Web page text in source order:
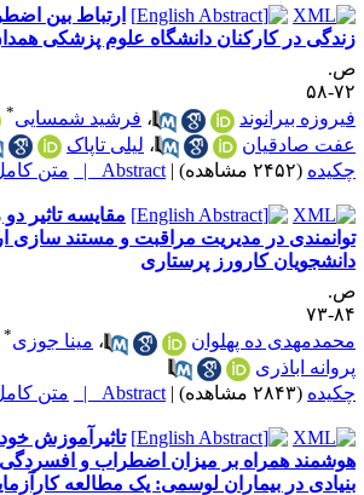
ارتباط بین
در کارکنان دانشگاه علوم پزشکی همدان
۵۸
بیرانوند
،فرشید شمسایی
صادقیان
،لیلی تاپاک
(۲۴۵۲ مشاهده) |
Abstract | متن کامل (PDF)
مقایسه تاثیر
در مدیریت مراقبت و مستند سازی
کارورز پرستاری
۷۳
ده پهلوان
،مینا جوزی
اباذری
(۲۸۴۳ مشاهده) |
Abstract | متن کامل (PDF)
تاثیرآموزش خود
همراه بر میزان اضطراب و افسردگی
در بیماران لوسمی: یک مطالعه کارآزمایی